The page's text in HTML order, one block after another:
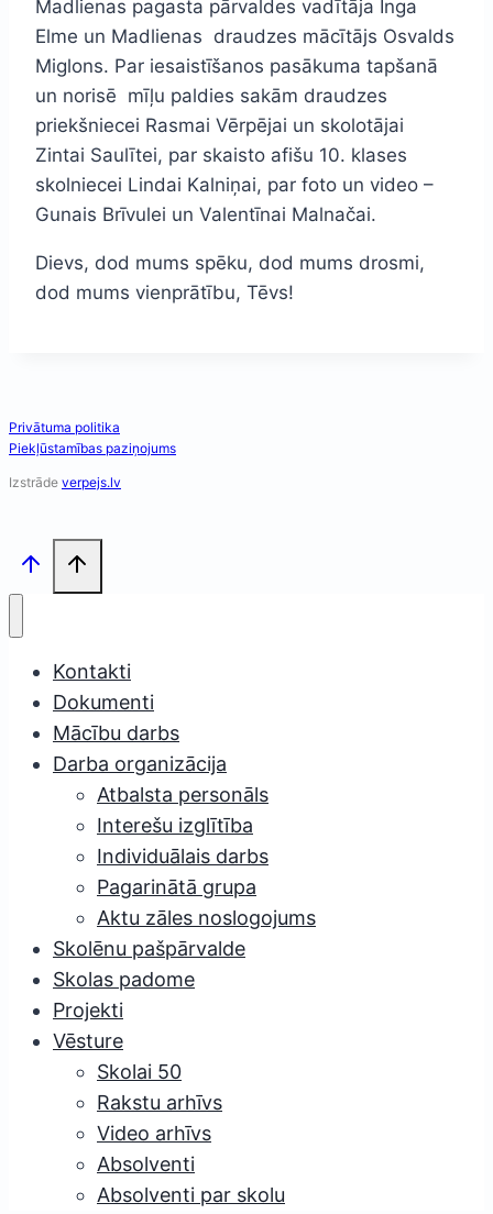
Madlienas pagasta pārvaldes vadītāja Inga
Elme un Madlienas draudzes mācītājs Osvalds
Miglons. Par iesaistīšanos pasākuma tapšanā
un norisē mīļu paldies sakām draudzes
priekšniecei Rasmai Vērpējai un skolotājai
Zintai Saulītei, par skaisto afišu 10. klases
skolniecei Lindai Kalniņai, par foto un video –
Gunais Brīvulei un Valentīnai Malnačai.
Dievs, dod mums spēku, dod mums drosmi,
dod mums vienprātību, Tēvs!
Privātuma politika
Piekļūstamības paziņojums
Izstrāde verpejs.lv
Kontakti
Dokumenti
Mācību darbs
Darba organizācija
Atbalsta personāls
Interešu izglītība
Individuālais darbs
Pagarinātā grupa
Aktu zāles noslogojums
Skolēnu pašpārvalde
Skolas padome
Projekti
Vēsture
Skolai 50
Rakstu arhīvs
Video arhīvs
Absolventi
Absolventi par skolu